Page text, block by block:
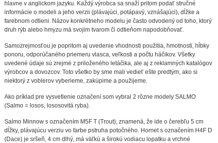
hlavne v anglickom jazyku. Každý výrobca sa snaží pritom podať stručné
informácie o modeli a jeho verzii (plávajúci, potápavý, vznášajúci), dĺžke a
farebnom odtieni. Názov konkrétneho modelu je často odvodený od toho, ktorý
druh rýb alebo hmyzu má svojim tvarom či odtieňom napodobňovať.
Samozrejmosťou je popritom aj uvedenie vhodnosti použitia, hmotnosti, hĺbky
ponoru, odporúčaného priemeru vlasca, veľkosti a počtu háčikov. Všetky
uvedené údaje sú zrejmé z priloženého letáčika, ale aj z reklamných katalógov
výrobcov a dovozcov. Toto všetko by sme mali vedieť ešte predtým, ako si
niektorý z voblerov vyberieme, zakúpime a použijeme.
Ako príklad pre vysvetlenie označení som vybral 2 rôzne modely SALMO
(Salmo = losos, lososovitá ryba).
Salmo Minnow s označením M5F T (Trout), znamená, že ide o čerebľu 5 cm
dĺžky, plávajúcu verziu vo farbe pstruha potočného. Hornet s označením H4F D
(Dace) je sršeň, 4 cm dlhý, má väľkú a širokú vodiacu lopatku a vrchné